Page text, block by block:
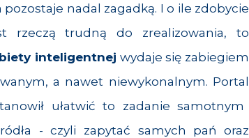
nadal zagadką. I o ile zdobycie
rzeczą trudną do zrealizowania, to
inteligentnej wydaje się zabiegiem
a nawet niewykonalnym. Portal
ułatwić to zadanie samotnym
- czyli zapytać samych pań oraz